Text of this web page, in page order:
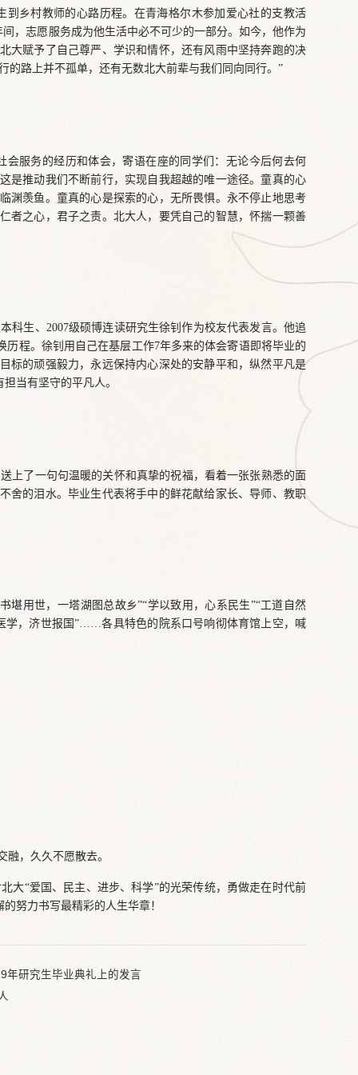
乡村教师的心路历程。在青海格尔木参加爱心社的支教活
，志愿服务成为他生活中必不可少的一部分。如今，他作为
大赋予了自己尊严、学识和情怀，还有风雨中坚持奔跑的决
的路上并不孤单，还有无数北大前辈与我们同向同行。”
服务的经历和体会，寄语在座的同学们：无论今后何去何
是推动我们不断前行，实现自我超越的唯一途径。童真的心
渊羡鱼。童真的心是探索的心，无所畏惧。永不停止地思考
者之心，君子之责。北大人，要凭自己的智慧，怀揣一颗善
科生、2007级硕博连读研究生徐钊作为校友代表发言。他追
程。徐钊用自己在基层工作7年多来的体会寄语即将毕业的
标的顽强毅力，永远保持内心深处的安静平和，纵然平凡是
当有坚守的平凡人。
上了一句句温暖的关怀和真挚的祝福，看着一张张熟悉的面
舍的泪水。毕业生代表将手中的鲜花献给家长、导师、教职
堪用世，一塔湖图总故乡”“学以致用，心系民生”“工道自然
学，济世报国”……各具特色的院系口号响彻体育馆上空，喊
，久久不愿散去。
大“爱国、民主、进步、科学”的光荣传统，勇做走在时代前
努力书写最精彩的人生华章！
年研究生毕业典礼上的发言